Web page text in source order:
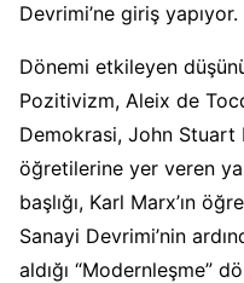
Devrimi’ne giriş yapıyor.
Dönemi etkileyen
Pozitivizm, Aleix de
Demokrasi, John Stuart
öğretilerine yer veren
başlığı, Karl Marx’ın
Sanayi Devrimi’nin
aldığı “Modernleşme”